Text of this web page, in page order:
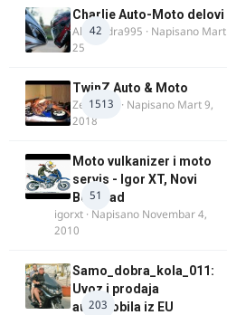
42
Charlie Auto-Moto delovi
Alexandra995 · Napisano Mart
25
1513
TwinZ Auto & Moto
Zeljkamp · Napisano Mart 9,
2018
51
Moto vulkanizer i moto
servis - Igor XT, Novi
Beograd
igorxt · Napisano Novembar 4,
2010
203
Samo_dobra_kola_011:
Uvoz i prodaja
automobila iz EU